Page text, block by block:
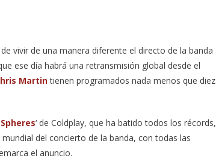
vivir de una manera diferente el directo de la banda
ese día habrá una retransmisión global desde el
Martintienen programados nada menos que diez
‘ de Coldplay, que ha batido todos los récords,
del concierto de la banda, con todas las
el anuncio.